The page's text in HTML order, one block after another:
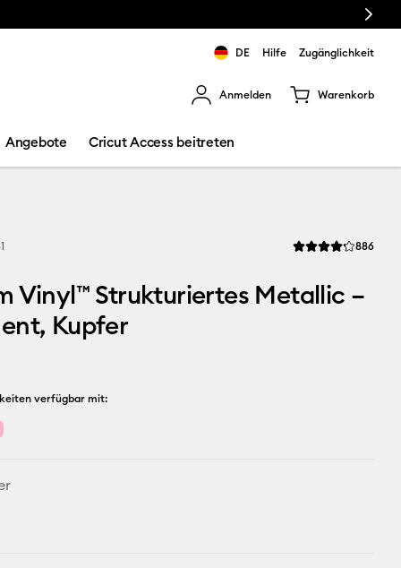
Next
DE Hilfe Zugänglichkeit
Anmelden Warenkorb
Angebote Cricut Access beitreten
Die 886
Vinyl™ Strukturiertes Metallic –
Kupfer
verfügbar mit: